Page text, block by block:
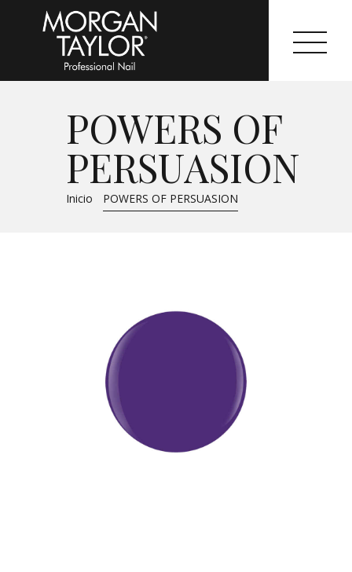
POWERS OF
PERSUASION
Inicio POWERS OF PERSUASION
Morgan Taylor®
Sistemas Profesionales
Cartas de Color
Tutoriales
Contacto